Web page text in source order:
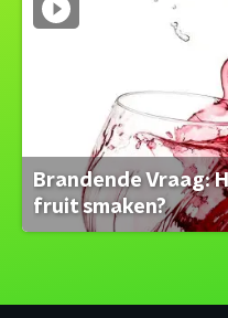
Brandende Vraag:
fruit smaken?